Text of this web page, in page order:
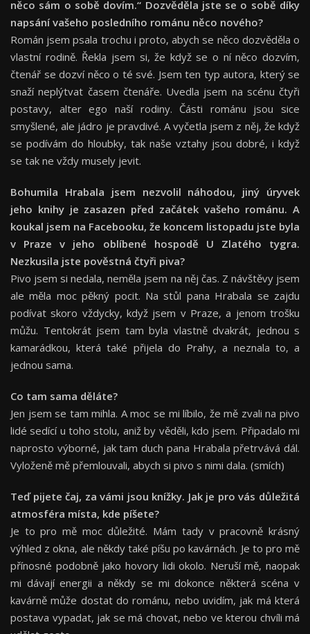
něco sám o sobě dovím.“ Dozvěděla jste se o sobě díky
napsání vašeho posledního románu něco nového?
Román jsem psala trochu i proto, abych se něco dozvěděla o
vlastní rodině. Řekla jsem si, že když se o ní něco dozvím,
čtenář se dozví něco o té své. Jsem ten typ autora, který se
snaží neplýtvat časem čtenáře. Uvedla jsem na scénu čtyři
postavy, alter ego naší rodiny. Části románu jsou sice
smyšlené, ale jádro je pravdivé. A vyčetla jsem z něj, že když
se podívám do hloubky, tak naše vztahy jsou dobré, i když
se tak ne vždy musely jevit.
Bohumila Hrabala jsem nezvolil náhodou, jiný úryvek
jeho knihy je zasazen před začátek vašeho románu. A
koukal jsem na Facebooku, že koncem listopadu jste byla
v Praze v jeho oblíbené hospodě U Zlatého tygra.
Nezkusila jste pověstná čtyři piva?
Pivo jsem si nedala, neměla jsem na něj čas. Z návštěvy jsem
ale měla moc pěkný pocit. Na stůl pana Hrabala se zajdu
podívat skoro vždycky, když jsem v Praze, a jenom trošku
můžu. Tentokrát jsem tam byla vlastně dvakrát, jednou s
kamarádkou, která také přijela do Prahy, a neznala to, a
jednou sama.
Co tam sama děláte?
Jen jsem se tam mihla. A moc se mi líbilo, že mě zvali na pivo
lidé sedící u toho stolu, aniž by věděli, kdo jsem. Připadalo mi
naprosto výborné, jak tam duch pana Hrabala přetrvává dál.
Vyloženě mě přemlouvali, abych si pivo s nimi dala. (smích)
Teď pijete čaj, za vámi jsou knížky. Jak je pro vás důležitá
atmosféra místa, kde píšete?
Je to pro mě moc důležité. Mám tady v pracovně krásný
výhled z okna, ale někdy také píšu po kavárnách. Je to pro mě
přínosné podobně jako hovory lidi okolo. Neruší mě, naopak
mi dávají energii a někdy se mi dokonce některá scéna v
kavárně může dostat do románu, nebo uvidím, jak má která
postava vypadat, jak se má chovat, nebo ve kterou chvíli má